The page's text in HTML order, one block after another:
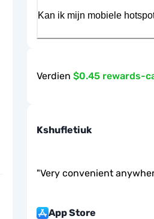
Kan ik mijn mobiele
Verdien $0.45 rewards-
Kshufletiuk
"Very convenient
App Store